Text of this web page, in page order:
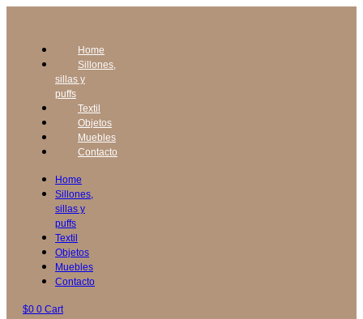
Home
Sillones,
sillas y
puffs
Textil
Objetos
Muebles
Contacto
Home
Sillones,
sillas y
puffs
Textil
Objetos
Muebles
Contacto
$0 0 Cart